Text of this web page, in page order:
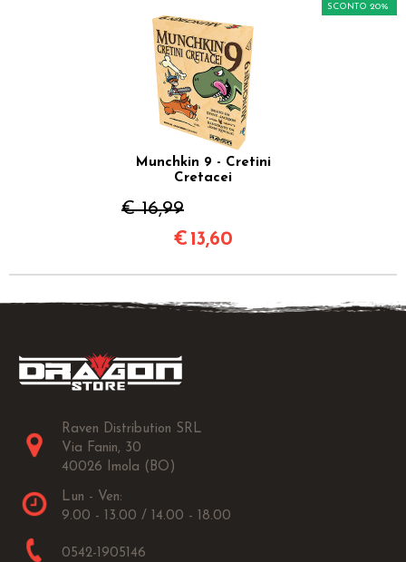
Munchkin 9 - Cretini
Cretacei
€ 16,99
SCONTO 20%
€ 13,60
Raven Distribution SRL
Via Fanin, 30
40026 Imola (BO)
Lun - Ven:
9.00 - 13.00 / 14.00 - 18.00
0542-1905146